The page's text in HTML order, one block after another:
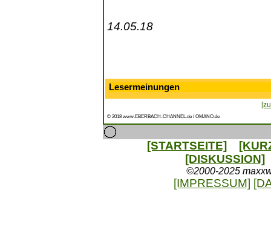
14.05.18
Lesermeinungen
© 2018 www.EBERBACH-CHANNEL.de / OMANO.de
[STARTSEITE]
[DISKUSSION]
©2000-2025
[IMPRESSUM]